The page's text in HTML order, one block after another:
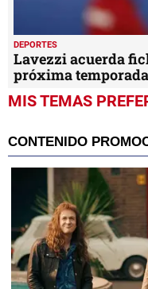
DEPORTES
Lavezzi acuerda
próxima temporada
MIS TEMAS